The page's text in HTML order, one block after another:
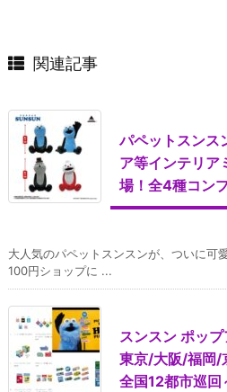
関連記事
パペットスンス
ア等インテリア
場！全4種コン
大人気のパペットスンスンが、ついに可
100円ショップに ...
スンスン ポッ
東京/大阪/福岡/
全国12都市巡回